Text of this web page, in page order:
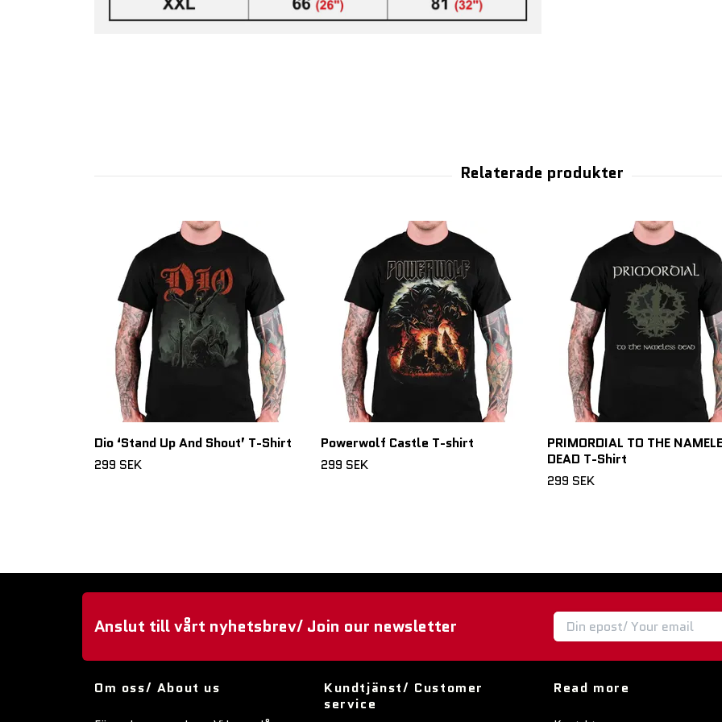
Dio ‘Stand Up And Shout’ T-Shirt
299 SEK
Powerwolf Castle T-shirt
299 SEK
PRIMORDIAL TO THE
DEAD T-Shirt
299 SEK
Anslut till vårt nyhetsbrev/ Join our newsletter
Om oss/ About us
Kundtjänst/ Customer
service
Read more